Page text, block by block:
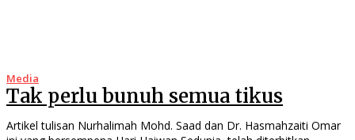
Media
Tak perlu bunuh semua tikus
Artikel tulisan Nurhalimah Mohd. Saad dan Dr. Hasmahzaiti Omar